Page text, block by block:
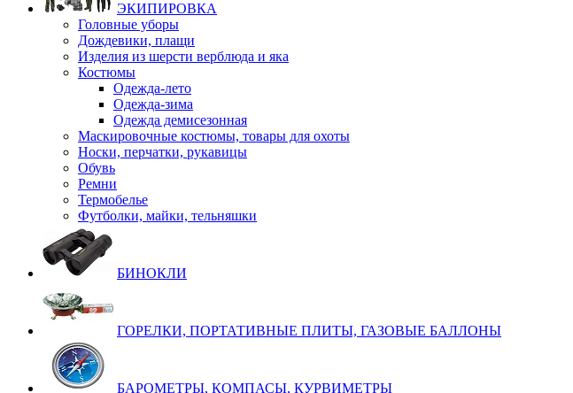
ЭКИПИРОВКА
Головные уборы
Дождевики, плащи
Изделия из шерсти верблюда и яка
Костюмы
Одежда-лето
Одежда-зима
Одежда демисезонная
Маскировочные костюмы, товары для охоты
Носки, перчатки, рукавицы
Обувь
Ремни
Термобелье
Футболки, майки, тельняшки
БИНОКЛИ
ГОРЕЛКИ, ПОРТАТИВНЫЕ ПЛИТЫ, ГАЗОВЫЕ БАЛЛОНЫ
БАРОМЕТРЫ, КОМПАСЫ, КУРВИМЕТРЫ